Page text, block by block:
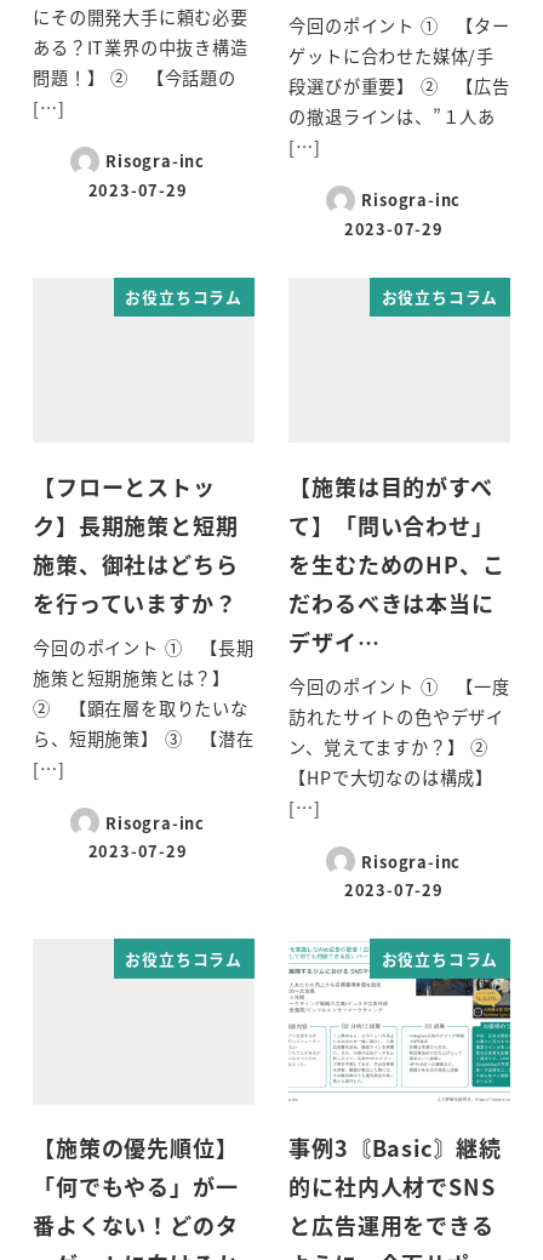
にその開発大手に頼む必要
ある？IT業界の中抜き構造
問題！】 ② 【今話題の
[…]
Risogra-inc
2023-07-29
今回のポイント ① 【ター
ゲットに合わせた媒体/手
段選びが重要】 ② 【広告
の撤退ラインは、”１人あ
[…]
Risogra-inc
2023-07-29
お役立ちコラム
【フローとストッ
ク】長期施策と短期
施策、御社はどちら
を行っていますか？
今回のポイント ① 【長期
施策と短期施策とは？】
② 【顕在層を取りたいな
ら、短期施策】 ③ 【潜在
[…]
Risogra-inc
2023-07-29
お役立ちコラム
【施策は目的がすべ
て】「問い合わせ」
を生むためのHP、こ
だわるべきは本当に
デザイ…
今回のポイント ① 【一度
訪れたサイトの色やデザイ
ン、覚えてますか？】 ②
【HPで大切なのは構成】
[…]
Risogra-inc
2023-07-29
お役立ちコラム
【施策の優先順位】
「何でもやる」が一
番よくない！どのタ
お役立ちコラム
事例3〘Basic〙継続
的に社内人材でSNS
と広告運用をできる